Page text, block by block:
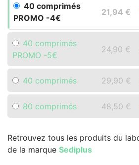
40 comprimés
PROMO -4€
21,94 €
40 comprimés
PROMO -5€
24,90 €
40 comprimés 29,90 €
80 comprimés 48,50 €
Retrouvez tous les produits du
de la marque Sediplus